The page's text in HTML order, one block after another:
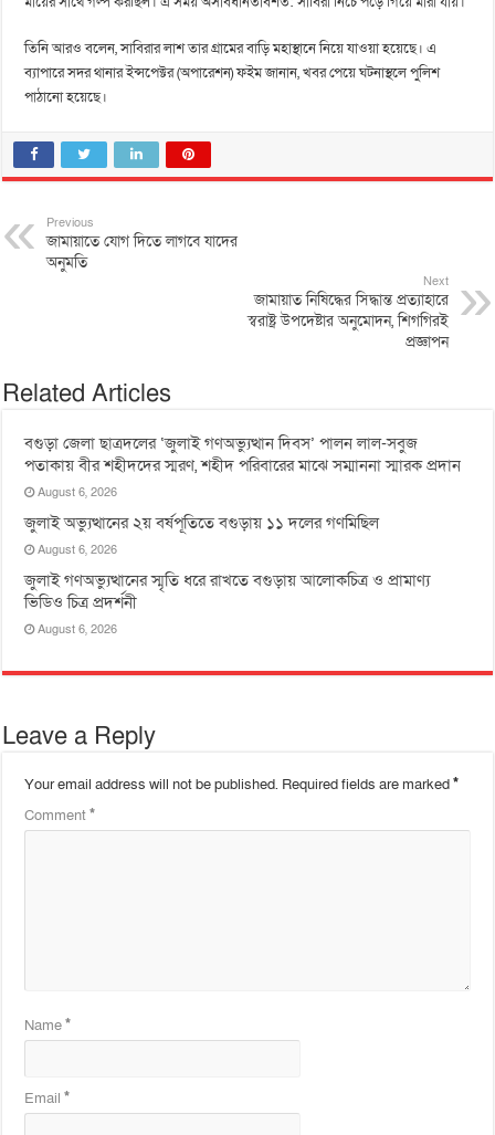
তিনি আরও বলেন, সাবিরার লাশ তার গ্রামের বাড়ি মহাস্থানে নিয়ে যাওয়া হয়েছে। এ
ব্যাপারে সদর থানার ইন্সপেক্টর (অপারেশন) ফইম জানান, খবর পেয়ে ঘটনাস্থলে পুলিশ
পাঠানো হয়েছে।
Previous
জামায়াতে যোগ দিতে লাগবে যাদের
অনুমতি
Next
জামায়াত নিষিদ্ধের সিদ্ধান্ত প্রত্যাহারে
স্বরাষ্ট্র উপদেষ্টার অনুমোদন, শিগগিরই
প্রজ্ঞাপন
Related Articles
বগুড়া জেলা ছাত্রদলের ‘জুলাই গণঅভ্যুত্থান দিবস’ পালন লাল-সবুজ
পতাকায় বীর শহীদদের স্মরণ, শহীদ পরিবারের মাঝে সম্মাননা স্মারক প্রদান
August 6, 2026
জুলাই অভ্যুত্থানের ২য় বর্ষপূতিতে বগুড়ায় ১১ দলের গণমিছিল
August 6, 2026
জুলাই গণঅভ্যুত্থানের স্মৃতি ধরে রাখতে বগুড়ায় আলোকচিত্র ও প্রামাণ্য
ভিডিও চিত্র প্রদর্শনী
August 6, 2026
Leave a Reply
Your email address will not be published. Required fields are marked*
Comment*
Name*
Email*